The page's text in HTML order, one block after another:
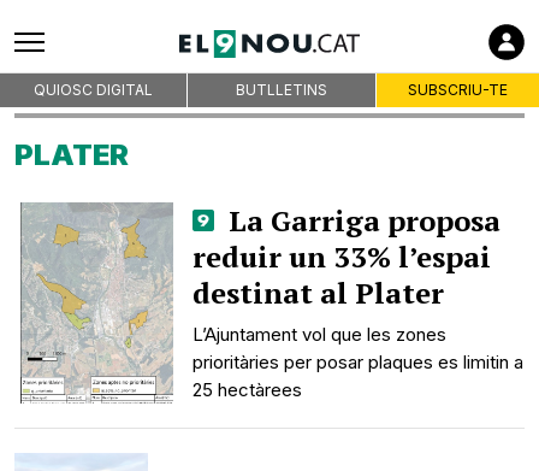
QUIOSC DIGITAL BUTLLETINS SUBSCRIU-TE
PLATER
La Garriga proposa
reduir un 33% l’espai
destinat al Plater
L’Ajuntament vol que les zones
prioritàries per posar plaques es limitin a
25 hectàrees